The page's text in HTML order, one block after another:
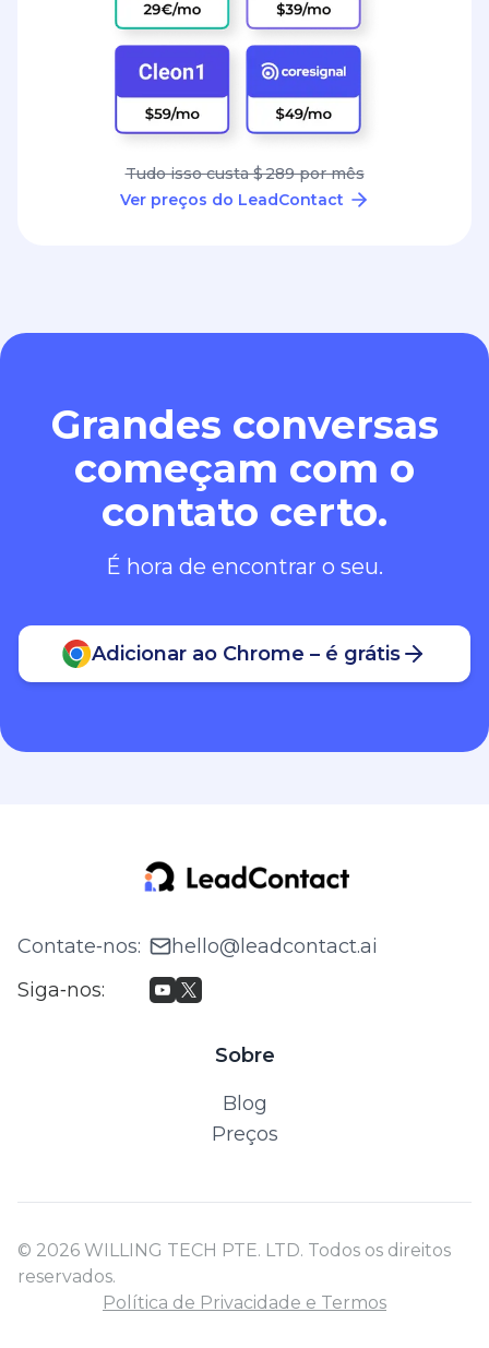
Tudo isso custa $ 289 por mês
Ver preços do LeadContact
Grandes conversas
começam com o
contato certo.
É hora de encontrar o seu.
Adicionar ao Chrome – é grátis
Contate‑nos:
hello@leadcontact.ai
Siga‑nos:
Sobre
Blog
Preços
© 2026 WILLING TECH PTE. LTD. Todos os direitos
reservados.
Política de Privacidade e Termos